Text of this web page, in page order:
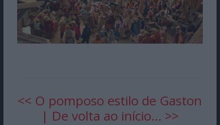
<< O pomposo estilo de Gaston
| De volta ao início… >>